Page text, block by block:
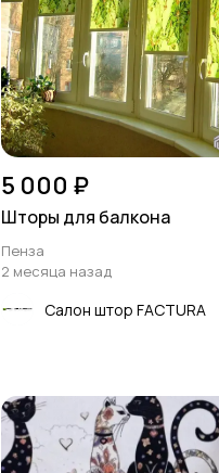
5 000 ₽
Шторы для балкона
Пенза
2 месяца назад
Салон штор FACTURA